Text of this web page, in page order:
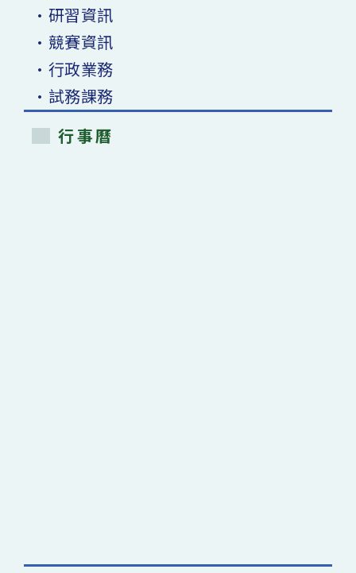
•研習資訊
•競賽資訊
•行政業務
•試務課務
行事曆